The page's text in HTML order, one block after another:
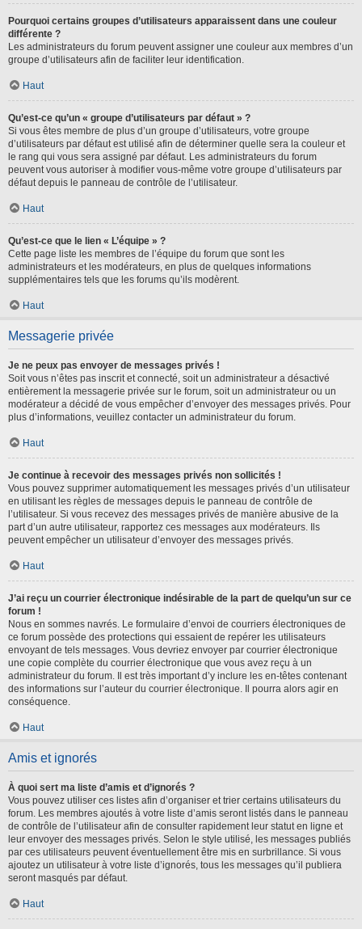
Pourquoi certains groupes d’utilisateurs apparaissent dans une couleur
différente ?
Les administrateurs du forum peuvent assigner une couleur aux membres d’un
groupe d’utilisateurs afin de faciliter leur identification.
Haut
Qu’est-ce qu’un « groupe d’utilisateurs par défaut » ?
Si vous êtes membre de plus d’un groupe d’utilisateurs, votre groupe
d’utilisateurs par défaut est utilisé afin de déterminer quelle sera la couleur et
le rang qui vous sera assigné par défaut. Les administrateurs du forum
peuvent vous autoriser à modifier vous-même votre groupe d’utilisateurs par
défaut depuis le panneau de contrôle de l’utilisateur.
Haut
Qu’est-ce que le lien « L’équipe » ?
Cette page liste les membres de l’équipe du forum que sont les
administrateurs et les modérateurs, en plus de quelques informations
supplémentaires tels que les forums qu’ils modèrent.
Haut
Messagerie privée
Je ne peux pas envoyer de messages privés !
Soit vous n’êtes pas inscrit et connecté, soit un administrateur a désactivé
entièrement la messagerie privée sur le forum, soit un administrateur ou un
modérateur a décidé de vous empêcher d’envoyer des messages privés. Pour
plus d’informations, veuillez contacter un administrateur du forum.
Haut
Je continue à recevoir des messages privés non sollicités !
Vous pouvez supprimer automatiquement les messages privés d’un utilisateur
en utilisant les règles de messages depuis le panneau de contrôle de
l’utilisateur. Si vous recevez des messages privés de manière abusive de la
part d’un autre utilisateur, rapportez ces messages aux modérateurs. Ils
peuvent empêcher un utilisateur d’envoyer des messages privés.
Haut
J’ai reçu un courrier électronique indésirable de la part de quelqu’un sur ce
forum !
Nous en sommes navrés. Le formulaire d’envoi de courriers électroniques de
ce forum possède des protections qui essaient de repérer les utilisateurs
envoyant de tels messages. Vous devriez envoyer par courrier électronique
une copie complète du courrier électronique que vous avez reçu à un
administrateur du forum. Il est très important d’y inclure les en-têtes contenant
des informations sur l’auteur du courrier électronique. Il pourra alors agir en
conséquence.
Haut
Amis et ignorés
À quoi sert ma liste d’amis et d’ignorés ?
Vous pouvez utiliser ces listes afin d’organiser et trier certains utilisateurs du
forum. Les membres ajoutés à votre liste d’amis seront listés dans le panneau
de contrôle de l’utilisateur afin de consulter rapidement leur statut en ligne et
leur envoyer des messages privés. Selon le style utilisé, les messages publiés
par ces utilisateurs peuvent éventuellement être mis en surbrillance. Si vous
ajoutez un utilisateur à votre liste d’ignorés, tous les messages qu’il publiera
seront masqués par défaut.
Haut